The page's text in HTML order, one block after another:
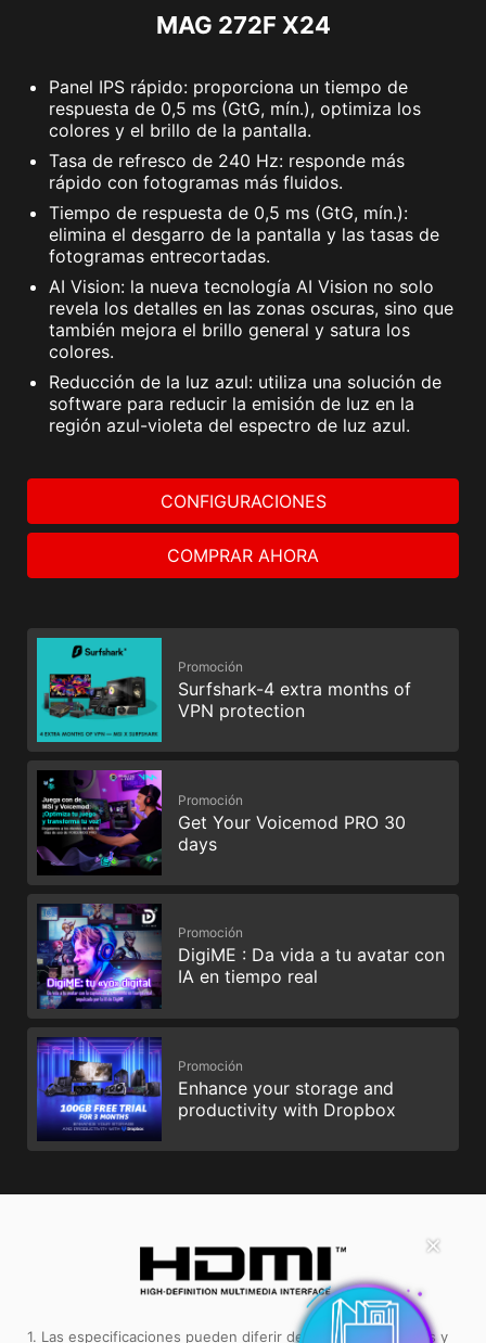
✕
MAG 272F X24
Panel IPS rápido: proporciona un tiempo de
respuesta de 0,5 ms (GtG, mín.), optimiza los
colores y el brillo de la pantalla.
Tasa de refresco de 240 Hz: responde más
rápido con fotogramas más fluidos.
Tiempo de respuesta de 0,5 ms (GtG, mín.):
elimina el desgarro de la pantalla y las tasas de
fotogramas entrecortadas.
AI Vision: la nueva tecnología AI Vision no solo
revela los detalles en las zonas oscuras, sino que
también mejora el brillo general y satura los
colores.
Reducción de la luz azul: utiliza una solución de
software para reducir la emisión de luz en la
región azul-violeta del espectro de luz azul.
CONFIGURACIONES
COMPRAR AHORA
Promoción
Surfshark-4 extra months of
VPN protection
Promoción
Get Your Voicemod PRO 30
days
Promoción
DigiME : Da vida a tu avatar con
IA en tiempo real
Promoción
Enhance your storage and
productivity with Dropbox
1. Las especificaciones pueden diferir de unas zonas a otras y